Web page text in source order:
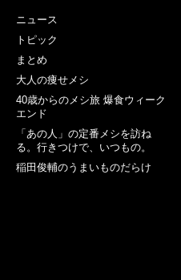
ニュース
トピック
まとめ
大人の痩せメシ
40歳からのメシ旅 爆食ウィーク
エンド
「あの人」の定番メシを訪ね
る。行きつけで、いつもの。
稲田俊輔のうまいものだらけ